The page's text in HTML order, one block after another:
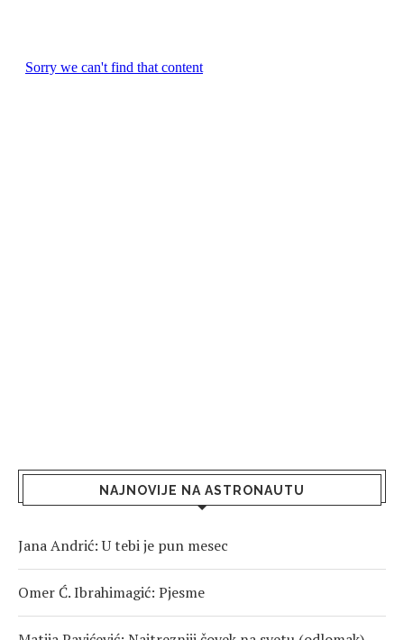
NAJNOVIJE NA ASTRONAUTU
Jana Andrić: U tebi je pun mesec
Omer Ć. Ibrahimagić: Pjesme